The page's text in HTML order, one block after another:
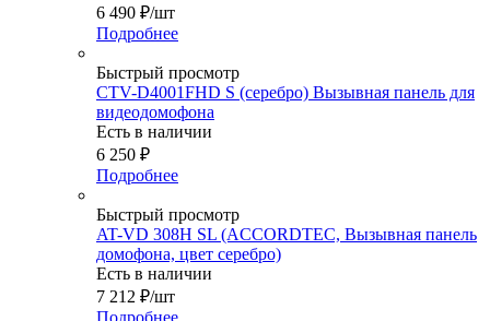
6 490 ₽/шт
Подробнее
Быстрый просмотр
CTV-D4001FHD S (серебро) Вызывная панель для
видеодомофона
Есть в наличии
6 250 ₽
Подробнее
Быстрый просмотр
AT-VD 308H SL (ACCORDTEC, Вызывная панель
домофона, цвет серебро)
Есть в наличии
7 212 ₽/шт
Подробнее